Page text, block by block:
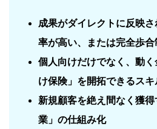
成果がダイレクトに反映
率が高い、または完全歩合
個人向けだけでなく、動
け保険」を開拓できるスキ
新規顧客を絶え間なく獲
業」の仕組み化